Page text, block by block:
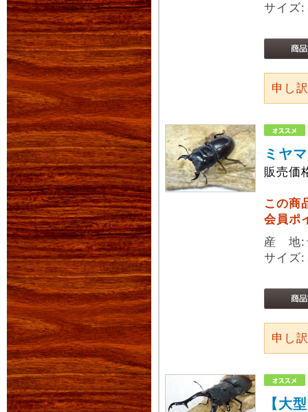
サイ
申し
ミヤ
販売価
この商
会員ポ
産 地:
サイズ
申し
【大